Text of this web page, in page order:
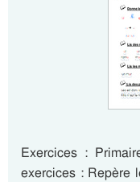
Exercices :
exercices : Repère